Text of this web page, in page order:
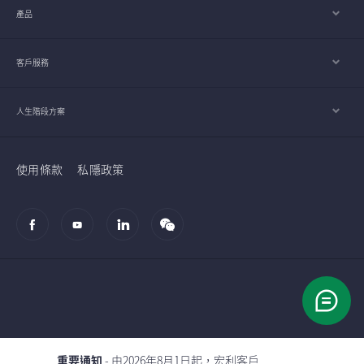
重要通知 - 由2026年8月1日起，宏利客戶
產品
客戶服務
人生階段方案
使用條款 私隱政策